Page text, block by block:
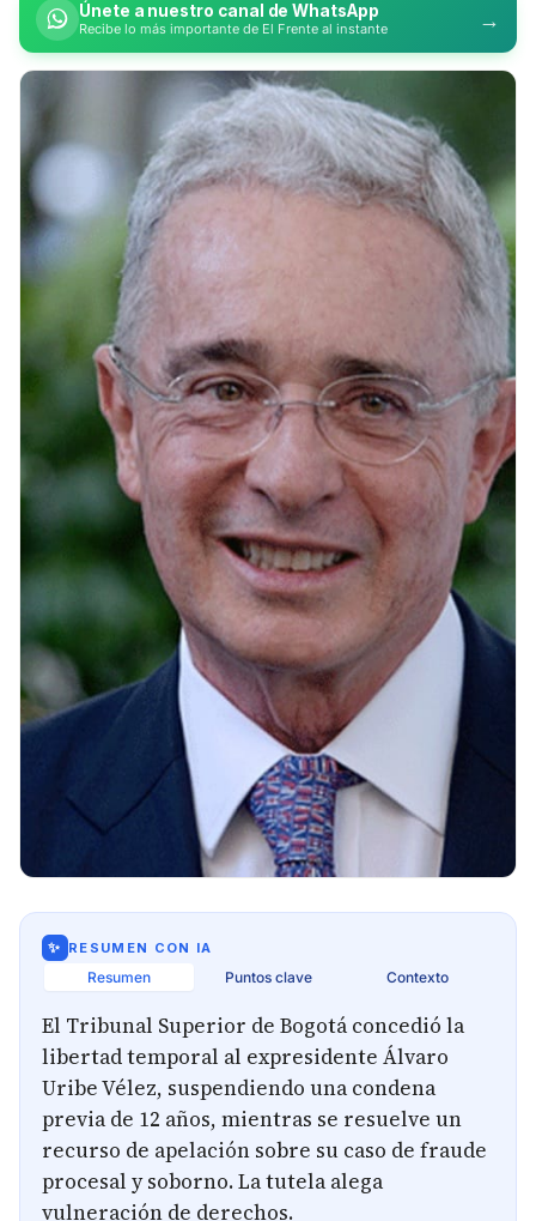
Únete a nuestro canal de WhatsApp
Recibe lo más importante de El Frente al instante →
✨ RESUMEN CON IA
Resumen Puntos clave Contexto
El Tribunal Superior de Bogotá concedió la
libertad temporal al expresidente Álvaro
Uribe Vélez, suspendiendo una condena
previa de 12 años, mientras se resuelve un
recurso de apelación sobre su caso de fraude
procesal y soborno. La tutela alega
vulneración de derechos.